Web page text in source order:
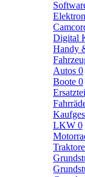
Digital
Handy
Autos 0
Boote 0
LKW 0